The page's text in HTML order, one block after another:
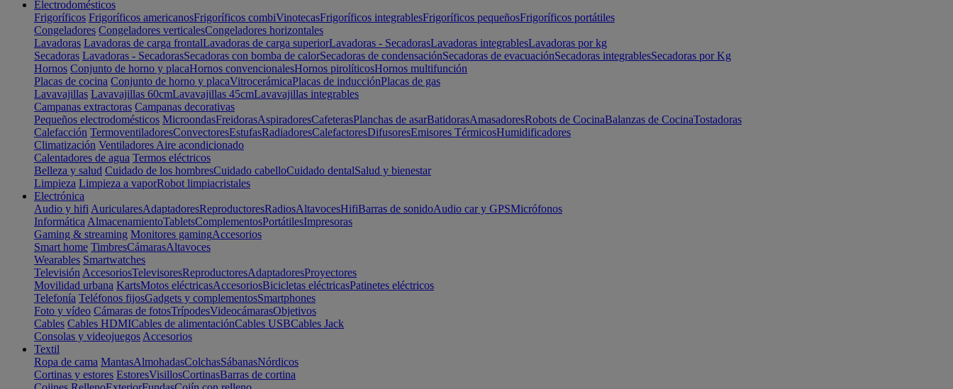
Electrodomésticos
Frigoríficos Frigoríficos americanosFrigoríficos combiVinotecasFrigoríficos integrablesFrigoríficos pequeñosFrigoríficos portátiles
Congeladores Congeladores verticalesCongeladores horizontales
Lavadoras Lavadoras de carga frontalLavadoras de carga superiorLavadoras - SecadorasLavadoras integrablesLavadoras por kg
Secadoras Lavadoras - SecadorasSecadoras con bomba de calorSecadoras de condensaciónSecadoras de evacuaciónSecadoras integrablesSecadoras por Kg
Hornos Conjunto de horno y placaHornos convencionalesHornos pirolíticosHornos multifunción
Placas de cocina Conjunto de horno y placaVitrocerámicaPlacas de inducciónPlacas de gas
Lavavajillas Lavavajillas 60cmLavavajillas 45cmLavavajillas integrables
Campanas extractoras Campanas decorativas
Pequeños electrodomésticos MicroondasFreidorasAspiradoresCafeterasPlanchas de asarBatidorasAmasadoresRobots de CocinaBalanzas de CocinaTostadoras
Calefacción TermoventiladoresConvectoresEstufasRadiadoresCalefactoresDifusoresEmisores TérmicosHumidificadores
Climatización Ventiladores Aire acondicionado
Calentadores de agua Termos eléctricos
Belleza y salud Cuidado de los hombresCuidado cabelloCuidado dentalSalud y bienestar
Limpieza Limpieza a vaporRobot limpiacristales
Electrónica
Audio y hifi AuricularesAdaptadoresReproductoresRadiosAltavocesHifiBarras de sonidoAudio car y GPSMicrófonos
Informática AlmacenamientoTabletsComplementosPortátilesImpresoras
Gaming & streaming Monitores gamingAccesorios
Smart home TimbresCámarasAltavoces
Wearables Smartwatches
Televisión AccesoriosTelevisoresReproductoresAdaptadoresProyectores
Movilidad urbana KartsMotos eléctricasAccesoriosBicicletas eléctricasPatinetes eléctricos
Telefonía Teléfonos fijosGadgets y complementosSmartphones
Foto y vídeo Cámaras de fotosTrípodesVideocámarasObjetivos
Cables Cables HDMICables de alimentaciónCables USBCables Jack
Consolas y videojuegos Accesorios
Textil
Ropa de cama MantasAlmohadasColchasSábanasNórdicos
Cortinas y estores EstoresVisillosCortinasBarras de cortina